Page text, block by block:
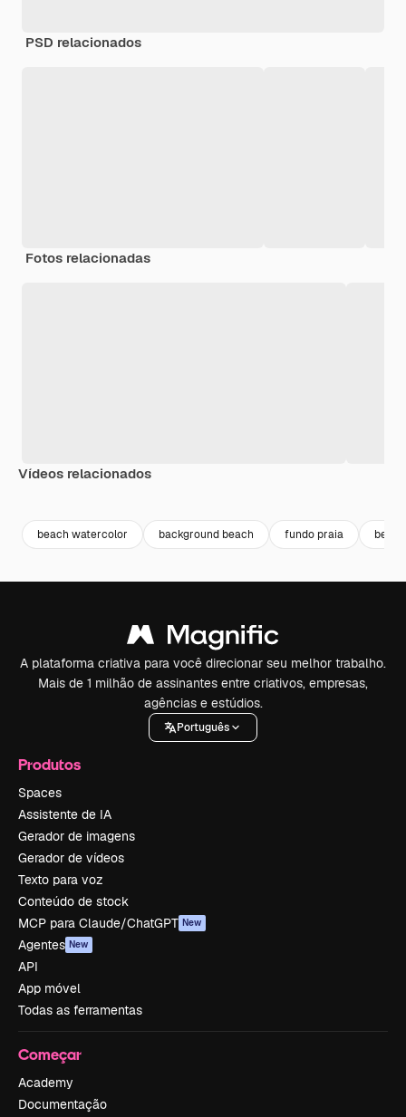
PSD relacionados
Fotos relacionadas
Vídeos relacionados
beach watercolor background beach fundo praia beach
A plataforma criativa para você direcionar seu melhor trabalho.
Mais de 1 milhão de assinantes entre criativos, empresas,
agências e estúdios.
Português
Produtos
Spaces
Assistente de IA
Gerador de imagens
Gerador de vídeos
Texto para voz
Conteúdo de stock
MCP para Claude/ChatGPT New
Agentes New
API
App móvel
Todas as ferramentas
Começar
Academy
Documentação